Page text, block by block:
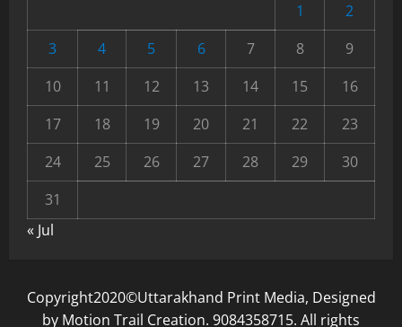
1
2
3
4 5 6 7 8
9
10
11 12 13 14 15
16
17
18 19 20 21 22
23
24
25 26 27 28 29
30
31
« Jul
Copyright2020©Uttarakhand Print Media, Designed
by Motion Trail Creation. 9084358715. All rights